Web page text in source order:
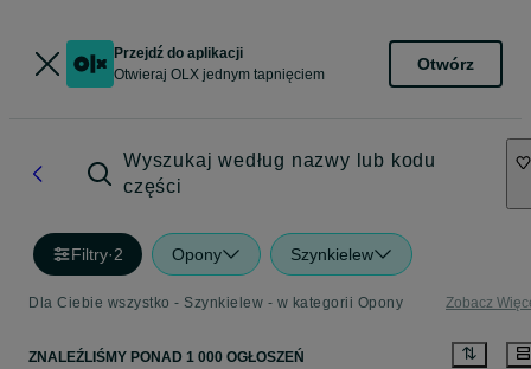
Przejdź do aplikacji
Otwieraj OLX jednym tapnięciem
Otwórz
Wyszukaj według nazwy lub kodu
części
Filtry·2 Opony Szynkielew
Dla Ciebie wszystko - Szynkielew - w kategorii Opony Zobacz
ZNALEŹLIŚMY PONAD 1 000 OGŁOSZEŃ